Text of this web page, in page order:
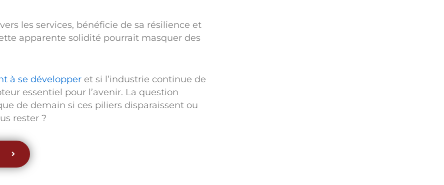
les services, bénéficie de sa résilience et
apparente solidité pourrait masquer des
à se développer et si l’industrie continue de
essentiel pour l’avenir. La question
de demain si ces piliers disparaissent ou
rester ?